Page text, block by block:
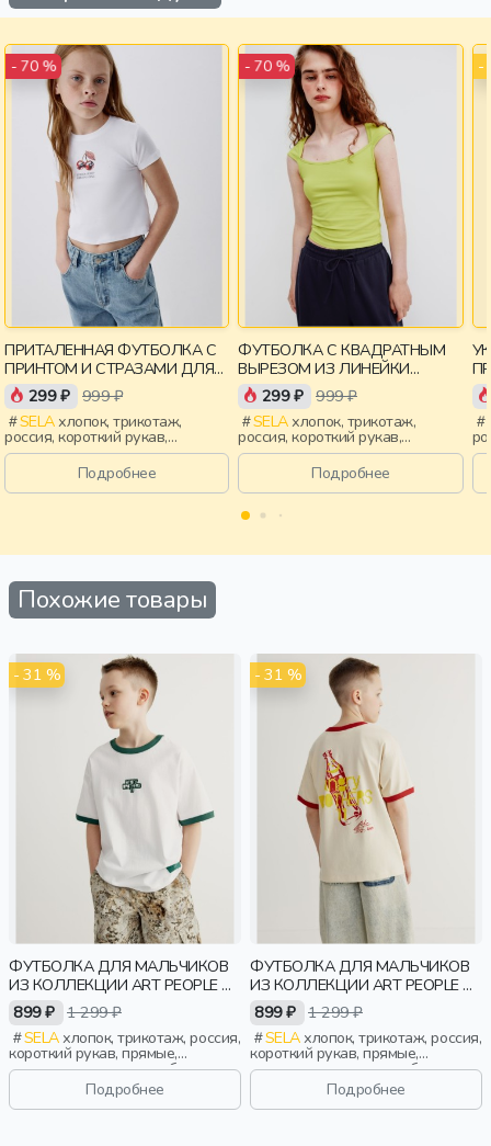
- 70 %
ПРИТАЛЕННАЯ ФУТБОЛКА С
ПРИНТОМ И СТРАЗАМИ ДЛЯ
ДЕВОЧЕК
299 ₽ 999 ₽
SELAхлопок, трикотаж,
россия, короткий рукав,
короткие, приталенные, принт,
вырез, круглый вырез,
эластичные, девочки, дети
Подробнее
- 70 %
ФУТБОЛКА С КВАДРАТНЫМ
ВЫРЕЗОМ ИЗ ЛИНЕЙКИ
YOUNG
299 ₽ 999 ₽
SELAхлопок, трикотаж,
россия, короткий рукав,
короткие, прилегающие,
крылышки, вырез, девочки,
старшеклассники, дети
Подробнее
-
Похожие товары
- 31 %
ФУТБОЛКА ДЛЯ МАЛЬЧИКОВ
ИЗ КОЛЛЕКЦИИ ART PEOPLE С
ANGRY BROTHERS 11
899 ₽ 1 299 ₽
SELAхлопок, трикотаж, россия,
короткий рукав, прямые,
короткие, манжета, свободные,
принт, вырез, круглый вырез,
винтаж, мальчики, дети
Подробнее
- 31 %
ФУТБОЛКА ДЛЯ МАЛЬЧИКОВ
ИЗ КОЛЛЕКЦИИ ART PEOPLE С
ANGRY BROTHERS 11
899 ₽ 1 299 ₽
SELAхлопок, трикотаж, россия,
короткий рукав, прямые,
короткие, манжета, свободные,
принт, вырез, круглый вырез,
винтаж, мальчики, дети
Подробнее